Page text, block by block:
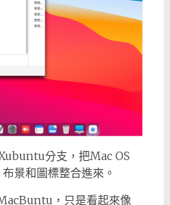
分支，把Mac OS
景和圖標整合進來。
，只是看起來像